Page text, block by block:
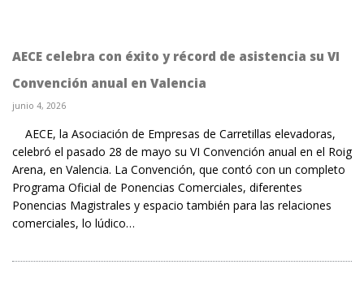
AECE celebra con éxito y récord de asistencia su VI
Convención anual en Valencia
junio 4, 2026
AECE, la Asociación de Empresas de Carretillas elevadoras,
celebró el pasado 28 de mayo su VI Convención anual en el Roig
Arena, en Valencia. La Convención, que contó con un completo
Programa Oficial de Ponencias Comerciales, diferentes
Ponencias Magistrales y espacio también para las relaciones
comerciales, lo lúdico…